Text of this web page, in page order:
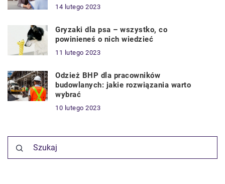
14 lutego 2023
Gryzaki dla psa – wszystko, co
powinieneś o nich wiedzieć
11 lutego 2023
Odzież BHP dla pracowników
budowlanych: jakie rozwiązania warto
wybrać
10 lutego 2023